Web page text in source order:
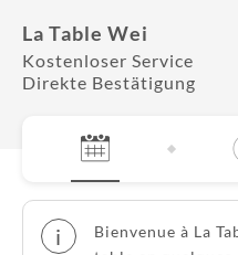
La Table Wei
Kostenloser Service
Direkte Bestätigung
i
Bienvenue à La